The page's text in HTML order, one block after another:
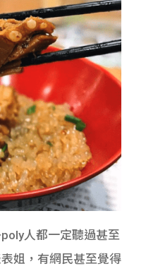
人都一定聽過甚至
姐，有網民甚至覺得